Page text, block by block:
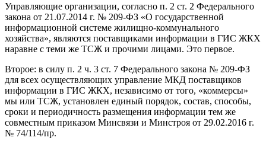
Управляющие организации, согласно п. 2 ст. 2 Федерального
закона от 21.07.2014 г. № 209-ФЗ «О государственной
информационной системе жилищно-коммунального
хозяйства», являются поставщиками информации в ГИС ЖКХ
наравне с теми же ТСЖ и прочими лицами. Это первое.
Второе: в силу п. 2 ч. 3 ст. 7 Федерального закона № 209-ФЗ
для всех осуществляющих управление МКД поставщиков
информации в ГИС ЖКХ, независимо от того, «коммерсы»
мы или ТСЖ, установлен единый порядок, состав, способы,
сроки и периодичность размещения информации тем же
совместным приказом Минсвязи и Минстроя от 29.02.2016 г.
№ 74/114/пр.